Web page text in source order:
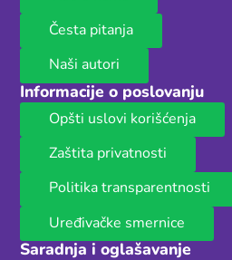
Česta pitanja
Naši autori
Informacije o poslovanju
Opšti uslovi korišćenja
Zaštita privatnosti
Politika transparentnosti
Uređivačke smernice
Saradnja i oglašavanje